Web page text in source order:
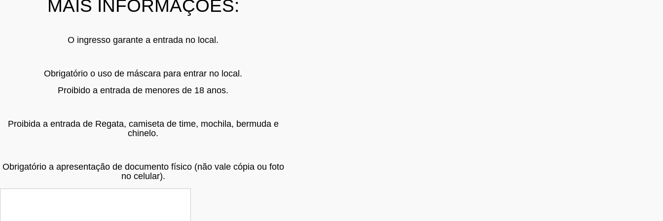
MAIS INFORMAÇÕES:
O ingresso garante a entrada no local.
Obrigatório o uso de máscara para entrar no local.
Proibido a entrada de menores de 18 anos.
Proibida a entrada de Regata, camiseta de time, mochila, bermuda e
chinelo.
Obrigatório a apresentação de documento físico (não vale cópia ou foto
no celular).